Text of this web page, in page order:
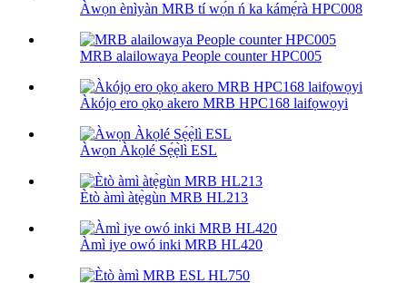
Àwọn ènìyàn MRB tí wọ́n ń ka kámẹ́rà HPC008
MRB alailowaya People counter HPC005
Àkójọ ero ọkọ akero MRB HPC168 laifọwọyi
Àwọn Àkọlé Sẹ́ẹ̀lì ESL
Ètò àmì àtẹ̀gùn MRB HL213
Àmì iye owó inki MRB HL420